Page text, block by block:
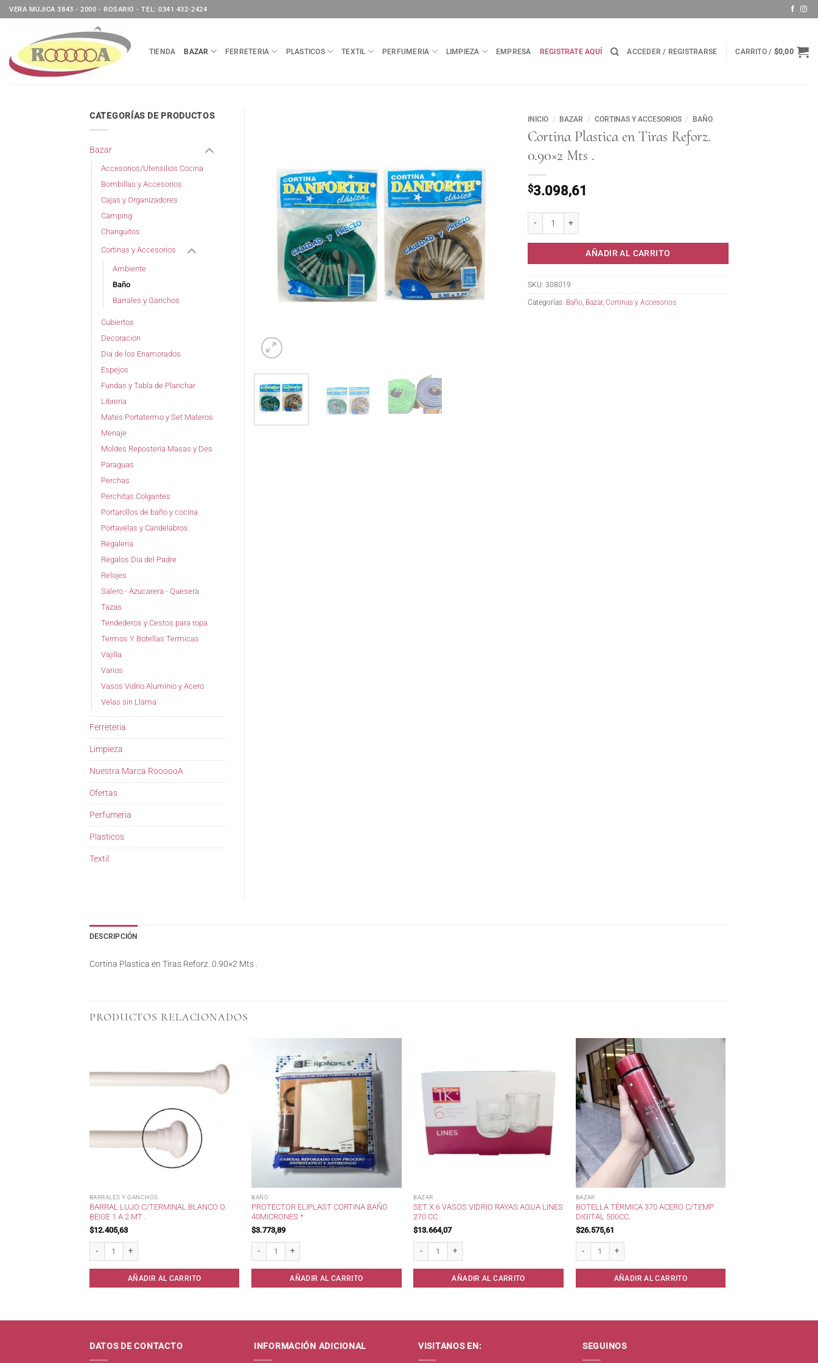
Saltar
al
VERA MUJICA 3843 - 2000 - ROSARIO - TEL: 0341 432-2424
TIENDA BAZAR FERRETERIA PLASTICOS TEXTIL PERFUMERIA LIMPIEZA EMPRESA REGISTRATE AQUÍ ACCEDER / REGISTRARSE CARRITO / $0,00
INICIO / BAZAR / CORTINAS Y ACCESORIOS / BAÑO
Cortina Plastica en Tiras Reforz.
0.90×2 Mts .
$3.098,61
AÑADIR AL CARRITO
SKU: 308019
Categorías: Baño Bazar, Cortinas y Accesorios
CATEGORÍAS DE PRODUCTOS
Bazar
Accesorios/Utensilios Cocina
Bombillas y Accesorios
Cajas y Organizadores
Camping
Changuitos
Cortinas y Accesorios
Ambiente
Baño
Barrales y Ganchos
Cubiertos
Decoracion
Dia de los Enamorados
Espejos
Fundas y Tabla de Planchar
Libreria
Mates Portatermo y Set Materos
Menaje
Moldes Reposteria Masas y Des
Paraguas
Perchas
Perchitas Colgantes
Portarollos de baño y cocina
Portavelas y Candelabros
Regaleria
Regalos Dia del Padre
Relojes
Salero - Azucarera - Quesera
Tazas
Tendederos y Cestos para ropa
Termos Y Botellas Termicas
Vajilla
Varios
Vasos Vidrio Aluminio y Acero
Velas sin Llama
Ferreteria
Limpieza
Nuestra Marca RoooooA
Ofertas
Perfumeria
Plasticos
Textil
DESCRIPCIÓN
Cortina Plastica en Tiras Reforz. 0.90×2 Mts .
PRODUCTOS RELACIONADOS
BARRALES Y GANCHOS
BARRAL LUJO C/TERMINAL BLANCO O
BEIGE 1 A 2 MT .
$12.405,63
AÑADIR AL CARRITO
BAÑO
PROTECTOR ELIPLAST CORTINA BAÑO
40MICRONES *
$3.773,89
AÑADIR AL CARRITO
BAZAR
SET X 6 VASOS VIDRIO RAYAS AGUA LINES
270 CC .
$13.664,07
AÑADIR AL CARRITO
BAZAR
BOTELLA TÉRMICA 370 ACERO C/TEMP
DIGITAL 500CC.
$26.575,61
AÑADIR AL CARRITO
DATOS DE CONTACTO INFORMACIÓN ADICIONAL VISITANOS EN: SEGUINOS